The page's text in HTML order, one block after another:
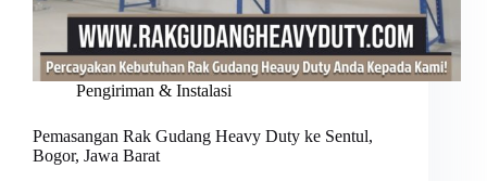
Pengiriman & Instalasi
Pemasangan Rak Gudang Heavy Duty ke Sentul,
Bogor, Jawa Barat